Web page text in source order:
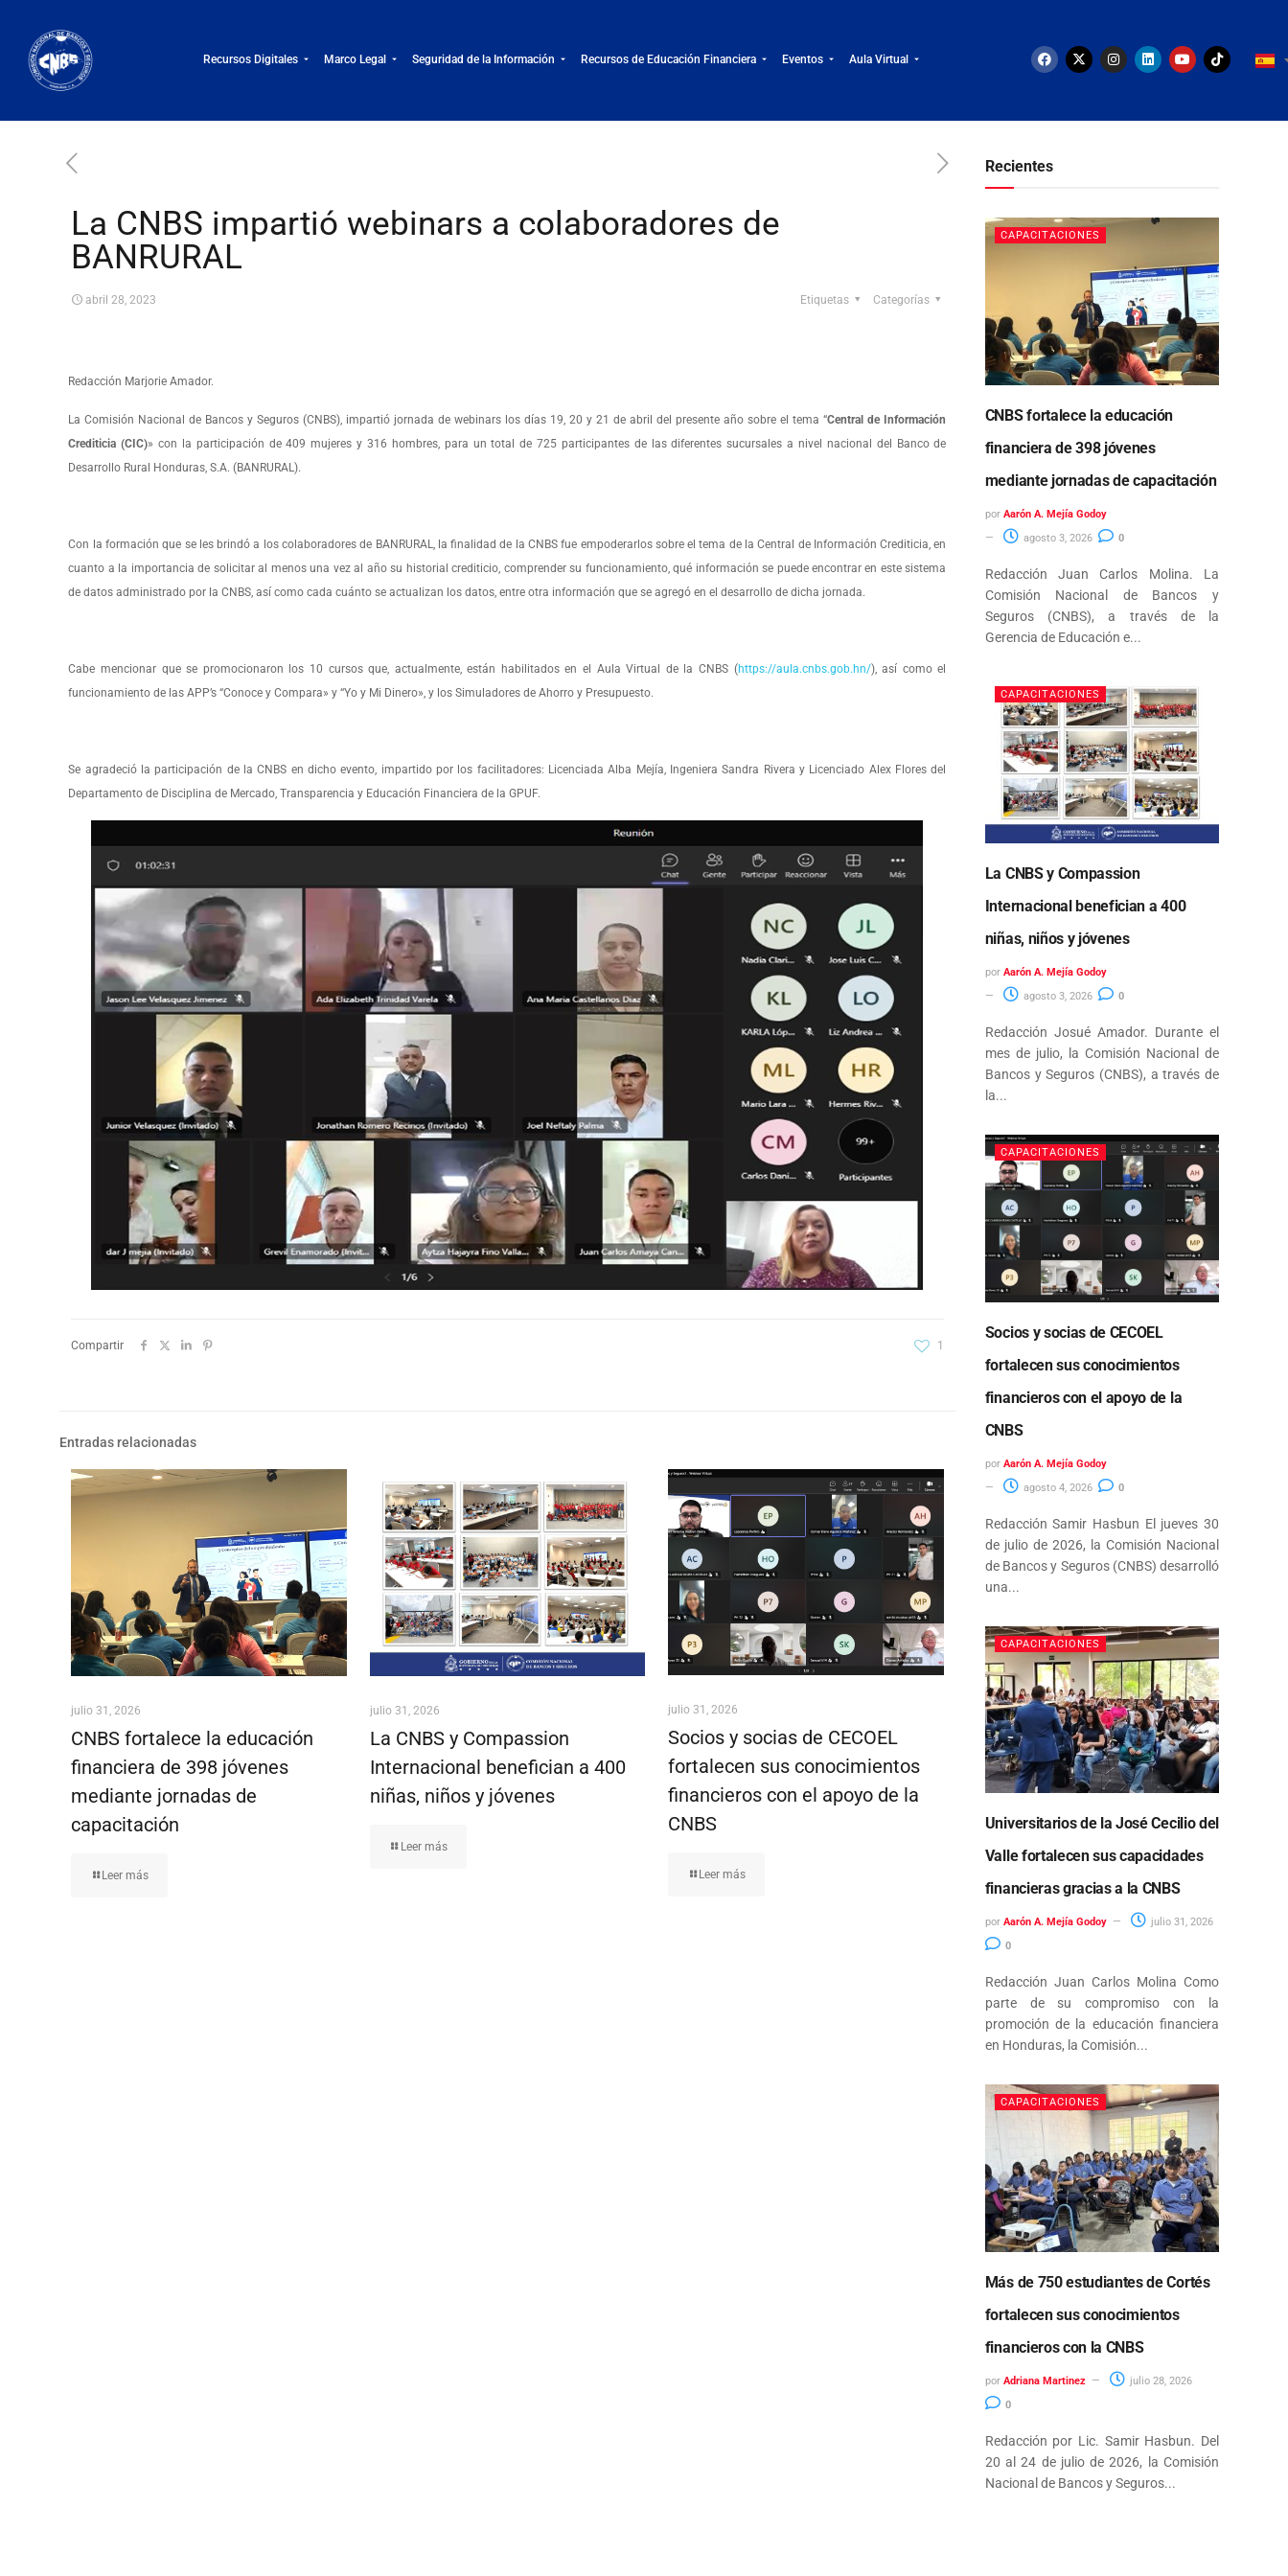
Recursos Digitales Marco Legal Seguridad de la Información Recursos de Educación Financiera Eventos Aula Virtual
La CNBS impartió webinars a colaboradores de
BANRURAL
abril 28, 2023 Categorías
Etiquetas
Redacción Marjorie Amador.
La Comisión Nacional de Bancos y Seguros (CNBS), impartió jornada de webinars los días 19, 20 y 21 de abril del presente año sobre el tema “Central de Información
Crediticia (CIC)» con la participación de 409 mujeres y 316 hombres, para un total de 725 participantes de las diferentes sucursales a nivel nacional del Banco de
Desarrollo Rural Honduras, S.A. (BANRURAL).
Con la formación que se les brindó a los colaboradores de BANRURAL, la finalidad de la CNBS fue empoderarlos sobre el tema de la Central de Información Crediticia, en
cuanto a la importancia de solicitar al menos una vez al año su historial crediticio, comprender su funcionamiento, qué información se puede encontrar en este sistema
de datos administrado por la CNBS, así como cada cuánto se actualizan los datos, entre otra información que se agregó en el desarrollo de dicha jornada.
Cabe mencionar que se promocionaron los 10 cursos que, actualmente, están habilitados en el Aula Virtual de la CNBS (https://aula.cnbs.gob.hn/), así como el
funcionamiento de las APP’s “Conoce y Compara» y “Yo y Mi Dinero», y los Simuladores de Ahorro y Presupuesto.
Se agradeció la participación de la CNBS en dicho evento, impartido por los facilitadores: Licenciada Alba Mejía, Ingeniera Sandra Rivera y Licenciado Alex Flores del
Departamento de Disciplina de Mercado, Transparencia y Educación Financiera de la GPUF.
Compartir 1
Entradas relacionadas
julio 31, 2026
CNBS fortalece la educación
financiera de 398 jóvenes
mediante jornadas de
capacitación
Leer más
julio 31, 2026
La CNBS y Compassion
Internacional benefician a 400
niñas, niños y jóvenes
Leer más
julio 31, 2026
Socios y socias de CECOEL
fortalecen sus conocimientos
financieros con el apoyo de la
CNBS
Leer más
Recientes
CAPACITACIONES
CNBS fortalece la educación
financiera de 398 jóvenes
mediante jornadas de capacitación
por Aarón A. Mejía Godoy
agosto 3, 2026
0
Redacción Juan Carlos Molina. La
Comisión Nacional de Bancos y
Seguros (CNBS), a través de la
Gerencia de Educación e...
CAPACITACIONES
La CNBS y Compassion
Internacional benefician a 400
niñas, niños y jóvenes
por Aarón A. Mejía Godoy
agosto 3, 2026
0
Redacción Josué Amador. Durante el
mes de julio, la Comisión Nacional de
Bancos y Seguros (CNBS), a través de
la...
CAPACITACIONES
Socios y socias de CECOEL
fortalecen sus conocimientos
financieros con el apoyo de la
CNBS
por Aarón A. Mejía Godoy
agosto 4, 2026
0
Redacción Samir Hasbun El jueves 30
de julio de 2026, la Comisión Nacional
de Bancos y Seguros (CNBS) desarrolló
una...
CAPACITACIONES
Universitarios de la José Cecilio del
Valle fortalecen sus capacidades
financieras gracias a la CNBS
por Aarón A. Mejía Godoy
julio 31, 2026
0
Redacción Juan Carlos Molina Como
parte de su compromiso con la
promoción de la educación financiera
en Honduras, la Comisión...
CAPACITACIONES
Más de 750 estudiantes de Cortés
fortalecen sus conocimientos
financieros con la CNBS
por Adriana Martinez
julio 28, 2026
0
Redacción por Lic. Samir Hasbun. Del
20 al 24 de julio de 2026, la Comisión
Nacional de Bancos y Seguros...